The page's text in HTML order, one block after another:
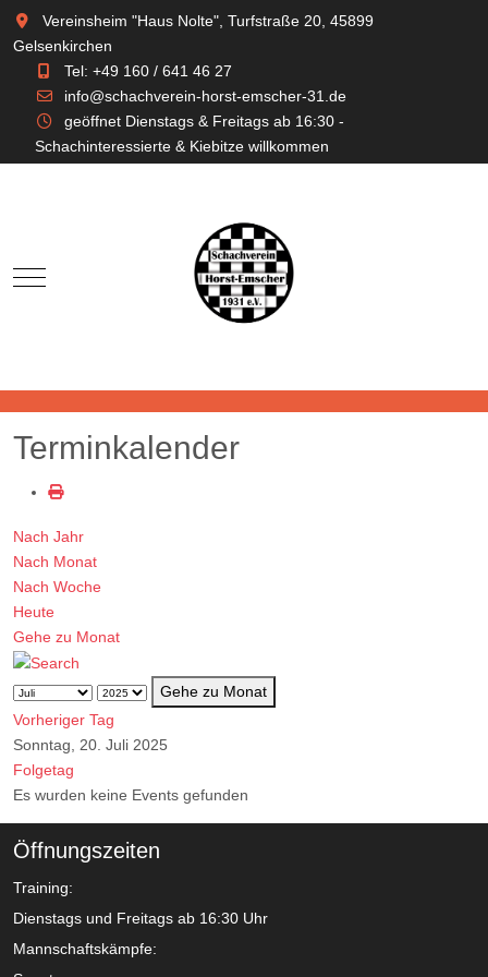
Vereinsheim "Haus Nolte", Turfstraße 20, 45899
Gelsenkirchen
Tel: +49 160 / 641 46 27
info@schachverein-horst-emscher-31.de
geöffnet Dienstags & Freitags ab 16:30 -
Schachinteressierte & Kiebitze willkommen
Mobile Menu Toggle
Terminkalender
Nach Jahr
Nach Monat
Nach Woche
Heute
Gehe zu Monat
Gehe zu Monat
Vorheriger Tag
Sonntag, 20. Juli 2025
Folgetag
Es wurden keine Events gefunden
Öffnungszeiten
Training:
Dienstags und Freitags ab 16:30 Uhr
Mannschaftskämpfe: